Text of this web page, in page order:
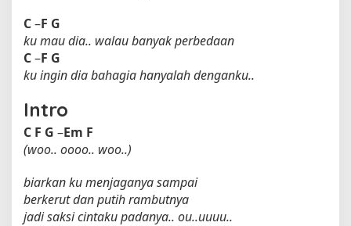
C–F G
ku mau dia.. walau banyak perbedaan
C–F G
ku ingin dia bahagia hanyalah denganku..
Intro
C F G –Em F
(woo.. oooo.. woo..)
biarkan ku menjaganya sampai
berkerut dan putih rambutnya
jadi saksi cintaku padanya.. ou..uuuu..